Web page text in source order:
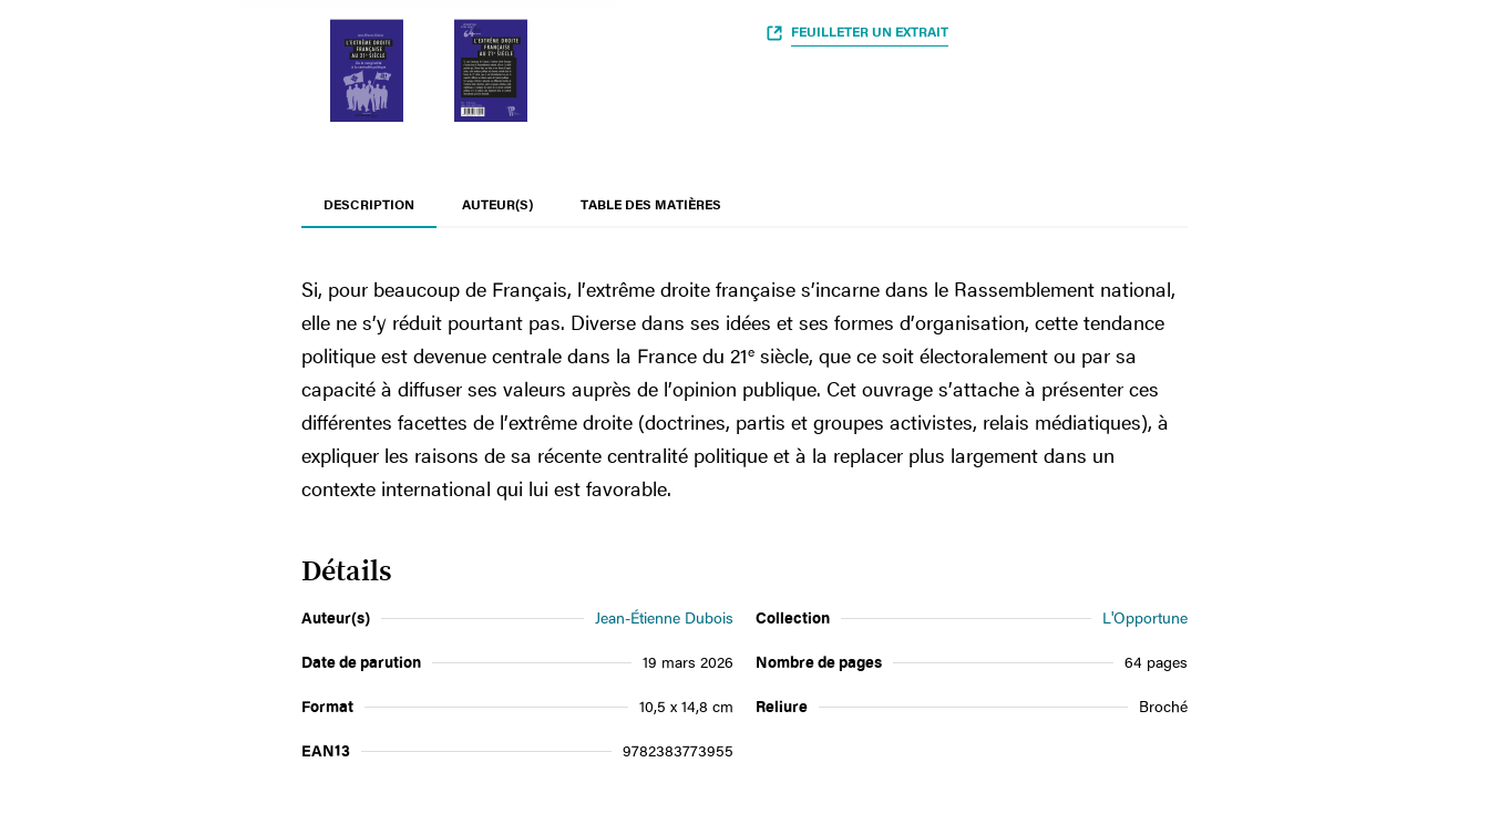
FEUILLETER UN EXTRAIT
DESCRIPTION AUTEUR(S) TABLE DES MATIÈRES
Si, pour beaucoup de Français, l’extrême droite française s’incarne dans le Rassemblement national,
elle ne s’y réduit pourtant pas. Diverse dans ses idées et ses formes d’organisation, cette tendance
politique est devenue centrale dans la France du 21e siècle, que ce soit électoralement ou par sa
capacité à diffuser ses valeurs auprès de l’opinion publique. Cet ouvrage s’attache à présenter ces
différentes facettes de l’extrême droite (doctrines, partis et groupes activistes, relais médiatiques), à
expliquer les raisons de sa récente centralité politique et à la replacer plus largement dans un
contexte international qui lui est favorable.
Détails
Auteur(s) Jean-Étienne Dubois Collection L'Opportune
Date de parution 19 mars 2026 Nombre de pages 64 pages
Format 10,5 x 14,8 cm Reliure Broché
EAN13 9782383773955